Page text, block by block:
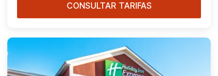
CONSULTAR TARIFAS